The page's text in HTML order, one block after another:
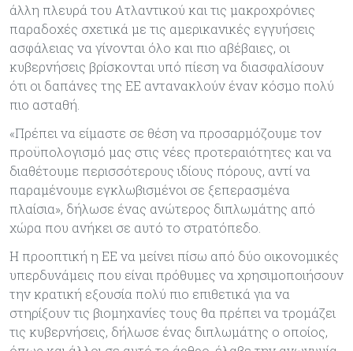
άλλη πλευρά του Ατλαντικού και τις μακροχρόνιες
παραδοχές σχετικά με τις αμερικανικές εγγυήσεις
ασφάλειας να γίνονται όλο και πιο αβέβαιες, οι
κυβερνήσεις βρίσκονται υπό πίεση να διασφαλίσουν
ότι οι δαπάνες της ΕΕ αντανακλούν έναν κόσμο πολύ
πιο ασταθή.
«Πρέπει να είμαστε σε θέση να προσαρμόζουμε τον
προϋπολογισμό μας στις νέες προτεραιότητες και να
διαθέτουμε περισσότερους ιδίους πόρους, αντί να
παραμένουμε εγκλωβισμένοι σε ξεπερασμένα
πλαίσια», δήλωσε ένας ανώτερος διπλωμάτης από
χώρα που ανήκει σε αυτό το στρατόπεδο.
Η προοπτική η ΕΕ να μείνει πίσω από δύο οικονομικές
υπερδυνάμεις που είναι πρόθυμες να χρησιμοποιήσουν
την κρατική εξουσία πολύ πιο επιθετικά για να
στηρίξουν τις βιομηχανίες τους θα πρέπει να τρομάζει
τις κυβερνήσεις, δήλωσε ένας διπλωμάτης ο οποίος,